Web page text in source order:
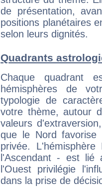
de présentation,
positions planétaires
selon leurs dignités.
Quadrants
Chaque quadrant
hémisphères de
typologie de
votre thème, autour
valeurs
que le Nord favorise
privée.
l'Ascendant - est
l'Ouest privilégie
dans la prise de